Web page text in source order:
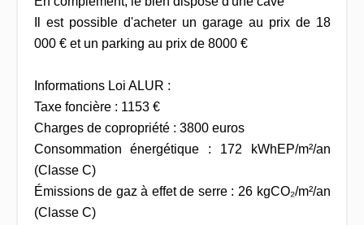
Il est possible d'acheter un garage au prix de 18
000 € et un parking au prix de 8000 €
Informations Loi ALUR :
Taxe foncière : 1153 €
Charges de copropriété : 3800 euros
Consommation énergétique : 172 kWhEP/m²/an
(Classe C)
Émissions de gaz à effet de serre : 26 kgCO₂/m²/an
(Classe C)